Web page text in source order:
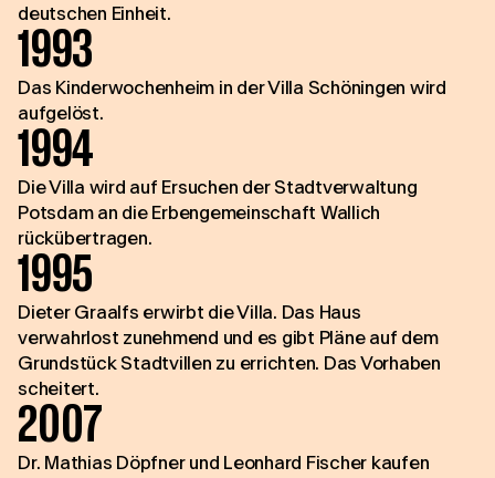
deutschen Einheit.
1993
Das Kinderwochenheim in der Villa Schöningen wird
aufgelöst.
1994
Die Villa wird auf Ersuchen der Stadtverwaltung
Potsdam an die Erbengemeinschaft Wallich
rückübertragen.
1995
Dieter Graalfs erwirbt die Villa. Das Haus
verwahrlost zunehmend und es gibt Pläne auf dem
Grundstück Stadtvillen zu errichten. Das Vorhaben
scheitert.
2007
Dr. Mathias Döpfner und Leonhard Fischer kaufen